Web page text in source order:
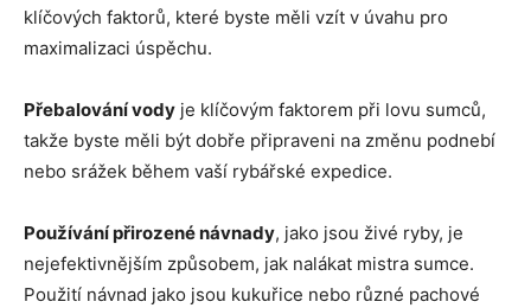
klíčových faktorů, které byste měli vzít v úvahu pro
maximalizaci úspěchu.
Přebalování vody je klíčovým faktorem při lovu sumců,
takže byste měli být dobře připraveni na změnu podnebí
nebo srážek během vaší rybářské expedice.
Používání přirozené návnady, jako jsou živé ryby, je
nejefektivnějším způsobem, jak nalákat mistra sumce.
Použití návnad jako jsou kukuřice nebo různé pachové